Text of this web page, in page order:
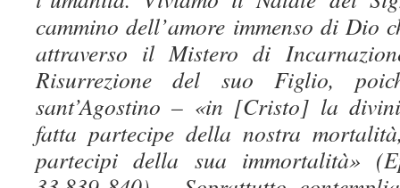
cammino dell’amore immenso di Dio
attraverso il Mistero di
Risurrezione del suo Figlio,
sant’Agostino – «in [Cristo] la
fatta partecipe della nostra
partecipi della sua immortalità»